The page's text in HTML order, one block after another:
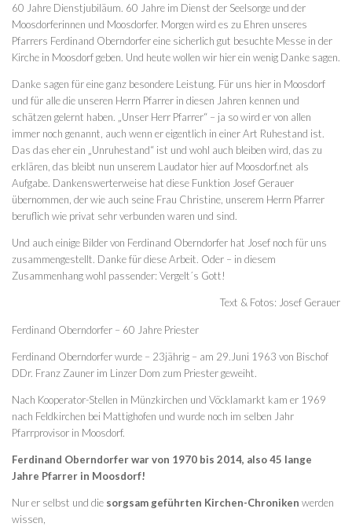
60 Jahre Dienstjubiläum. 60 Jahre im Dienst der Seelsorge und der
Moosdorferinnen und Moosdorfer. Morgen wird es zu Ehren unseres
Pfarrers Ferdinand Oberndorfer eine sicherlich gut besuchte Messe in der
Kirche in Moosdorf geben. Und heute wollen wir hier ein wenig Danke sagen.
Danke sagen für eine ganz besondere Leistung. Für uns hier in Moosdorf
und für alle die unseren Herrn Pfarrer in diesen Jahren kennen und
schätzen gelernt haben. „Unser Herr Pfarrer“ – ja so wird er von allen
immer noch genannt, auch wenn er eigentlich in einer Art Ruhestand ist.
Das das eher ein „Unruhestand“ ist und wohl auch bleiben wird, das zu
erklären, das bleibt nun unserem Laudator hier auf Moosdorf.net als
Aufgabe. Dankenswerterweise hat diese Funktion Josef Gerauer
übernommen, der wie auch seine Frau Christine, unserem Herrn Pfarrer
beruflich wie privat sehr verbunden waren und sind.
Und auch einige Bilder von Ferdinand Oberndorfer hat Josef noch für uns
zusammengestellt. Danke für diese Arbeit. Oder – in diesem
Zusammenhang wohl passender: Vergelt´s Gott!
Text & Fotos: Josef Gerauer
Ferdinand Oberndorfer – 60 Jahre Priester
Ferdinand Oberndorfer wurde – 23jährig – am 29.Juni 1963 von Bischof
DDr. Franz Zauner im Linzer Dom zum Priester geweiht.
Nach Kooperator-Stellen in Münzkirchen und Vöcklamarkt kam er 1969
nach Feldkirchen bei Mattighofen und wurde noch im selben Jahr
Pfarrprovisor in Moosdorf.
Ferdinand Oberndorfer war von 1970 bis 2014, also 45 lange
Jahre Pfarrer in Moosdorf!
Nur er selbst und die sorgsam geführten Kirchen-Chroniken werden
wissen,